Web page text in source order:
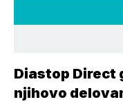
Diastop Direct
njihovo